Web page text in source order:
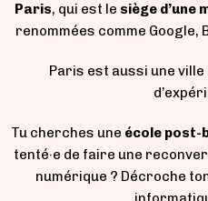
Paris, qui est le siège d’une
renommées comme Google,
Paris est aussi une ville
Tu cherches une école post-
tenté·e de faire une
numérique ? Décroche